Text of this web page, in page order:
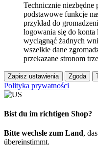
Technicznie
podstawowe funkcje
przykład do
logowania się do konta
wyciągnąć żadnych
wszelkie dane
przekazane stronom
Zapisz ustawienia Zgoda
Polityka prywatności
Bist du im richtigen Shop?
Bitte wechsle zum Land,
übereinstimmt.